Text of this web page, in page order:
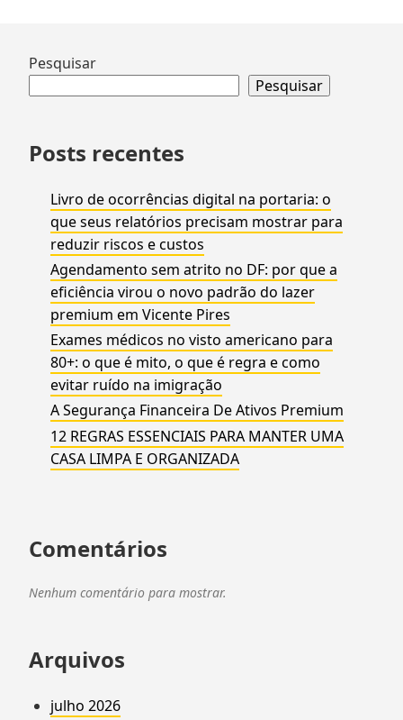
Ir
Pesquisar
Pesquisar
Posts recentes
Livro de ocorrências digital na portaria: o
que seus relatórios precisam mostrar para
reduzir riscos e custos
Agendamento sem atrito no DF: por que a
eficiência virou o novo padrão do lazer
premium em Vicente Pires
Exames médicos no visto americano para
80+: o que é mito, o que é regra e como
evitar ruído na imigração
A Segurança Financeira De Ativos Premium
12 REGRAS ESSENCIAIS PARA MANTER UMA
CASA LIMPA E ORGANIZADA
Comentários
Nenhum comentário para mostrar.
Arquivos
julho 2026